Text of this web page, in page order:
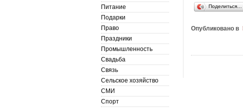
Поделиться…
Опубликовано в
Питание
Подарки
Право
Праздники
Промышленность
Свадьба
Связь
Сельское хозяйство
СМИ
Спорт